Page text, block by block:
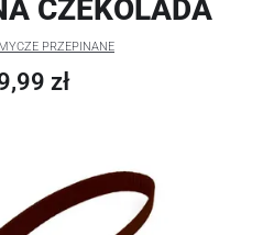
CZEKOLADA
PRZEPINANE
zł